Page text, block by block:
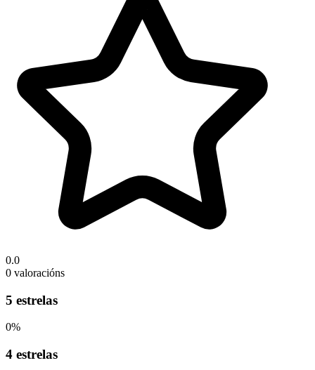
0.0
0 valoracións
5 estrelas
0%
4 estrelas